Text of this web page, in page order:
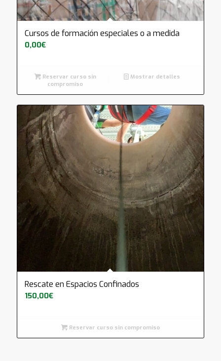
Cursos de formación especiales o a medida
0,00€
Reservar curso sin
compromiso
Mostrar detalles
Rescate en Espacios Confinados
150,00€
Reservar curso sin compromiso